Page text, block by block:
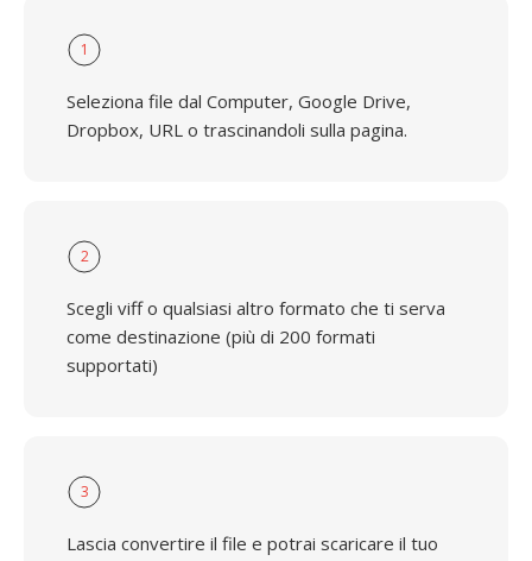
1
Seleziona file dal Computer, Google Drive,
Dropbox, URL o trascinandoli sulla pagina.
2
Scegli viff o qualsiasi altro formato che ti serva
come destinazione (più di 200 formati
supportati)
3
Lascia convertire il file e potrai scaricare il tuo